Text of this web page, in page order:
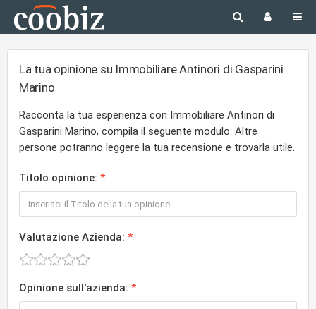
La tua opinione su Immobiliare Antinori di Gasparini
Marino
Racconta la tua esperienza con Immobiliare Antinori di
Gasparini Marino, compila il seguente modulo. Altre
persone potranno leggere la tua recensione e trovarla utile.
Titolo opinione:
Valutazione Azienda:
Opinione sull'azienda: